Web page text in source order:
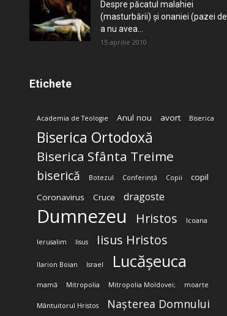
Despre păcatul malahiei
(masturbării) şi onaniei (pazei de
a nu avea...
15 aprilie 2010
Etichete
Academia de Teologie Anul nou avort Biserica
Biserica Ortodoxă
Biserica Sfânta Treime
biserică Botezul Conferință Copii
copil
Coronavirus
Cruce dragoste
Dumnezeu Hristos Icoana
Ierusalim Iisus Iisus Hristos
Ilarion Boian Israel Lucășeuca
mamă Mitropolia Mitropolia Moldovei; moarte
Mântuitorul Hristos Nașterea Domnului